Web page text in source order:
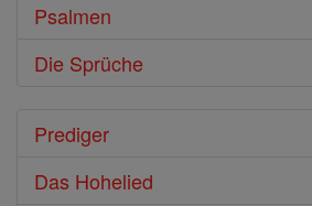
Psalmen
Die Sprüche
Prediger
Das Hohelied